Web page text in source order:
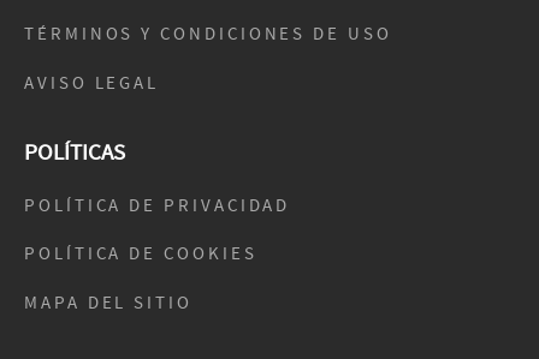
TÉRMINOS Y CONDICIONES DE USO
AVISO LEGAL
POLÍTICAS
POLÍTICA DE PRIVACIDAD
POLÍTICA DE COOKIES
MAPA DEL SITIO